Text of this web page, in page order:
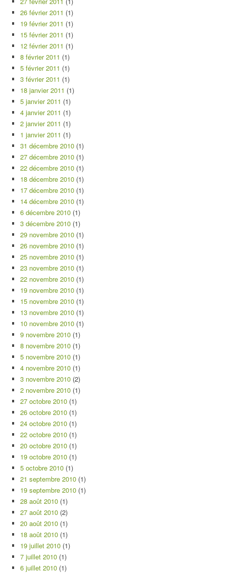
26 février 2011 (1)
19 février 2011 (1)
15 février 2011 (1)
12 février 2011 (1)
8 février 2011 (1)
5 février 2011 (1)
3 février 2011 (1)
18 janvier 2011 (1)
5 janvier 2011 (1)
4 janvier 2011 (1)
2 janvier 2011 (1)
1 janvier 2011 (1)
31 décembre 2010 (1)
27 décembre 2010 (1)
22 décembre 2010 (1)
18 décembre 2010 (1)
17 décembre 2010 (1)
14 décembre 2010 (1)
6 décembre 2010 (1)
3 décembre 2010 (1)
29 novembre 2010 (1)
26 novembre 2010 (1)
25 novembre 2010 (1)
23 novembre 2010 (1)
22 novembre 2010 (1)
19 novembre 2010 (1)
15 novembre 2010 (1)
13 novembre 2010 (1)
10 novembre 2010 (1)
9 novembre 2010 (1)
8 novembre 2010 (1)
5 novembre 2010 (1)
4 novembre 2010 (1)
3 novembre 2010 (2)
2 novembre 2010 (1)
27 octobre 2010 (1)
26 octobre 2010 (1)
24 octobre 2010 (1)
22 octobre 2010 (1)
20 octobre 2010 (1)
19 octobre 2010 (1)
5 octobre 2010 (1)
21 septembre 2010 (1)
19 septembre 2010 (1)
28 août 2010 (1)
27 août 2010 (2)
20 août 2010 (1)
18 août 2010 (1)
19 juillet 2010 (1)
7 juillet 2010 (1)
6 juillet 2010 (1)